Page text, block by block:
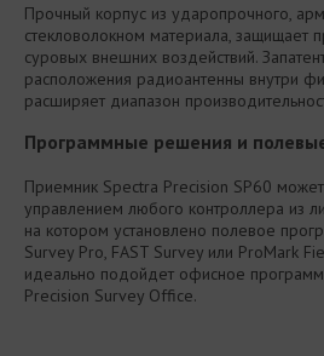
Прочный корпус из ударопрочного,
стекловолокном материала, защищает
суровых внешних воздействий.
расположения радиоантенны внутри
расширяет диапазон
Программные решения и
Приемник Spectra Precision SP60
управлением любого контроллера из
на котором установлено полевое
Survey Pro, FAST Survey или ProMark
идеально подойдет офисное
Precision Survey Office.